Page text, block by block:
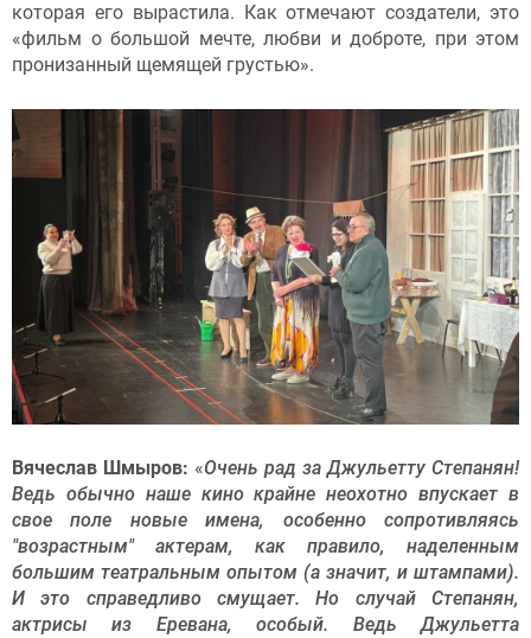
которая его вырастила. Как отмечают создатели, это
«фильм о большой мечте, любви и доброте, при этом
пронизанный щемящей грустью».
Вячеслав Шмыров: «Очень рад за Джульетту Степанян!
Ведь обычно наше кино крайне неохотно впускает в
свое поле новые имена, особенно сопротивляясь
"возрастным" актерам, как правило, наделенным
большим театральным опытом (а значит, и штампами).
И это справедливо смущает. Но случай Степанян,
актрисы из Еревана, особый. Ведь Джульетта